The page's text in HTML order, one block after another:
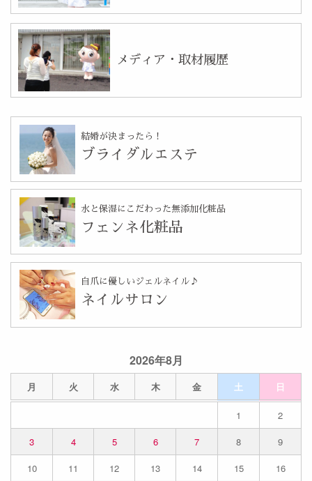
2026年8月
月 火 水 木 金 土 日
1
2
3
4 5 6 7 8
9
10
11 12 13 14 15
16
メディア・取材履歴
結婚が決まったら！
ブライダルエステ
水と保湿にこだわった無添加化粧品
フェンネ化粧品
自爪に優しいジェルネイル♪
ネイルサロン